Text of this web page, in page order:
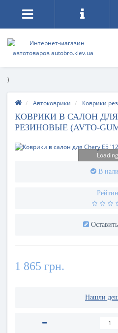
)
Автоковрики Коврики
КОВРИКИ В САЛОН ДЛЯ
РЕЗИНОВЫЕ (AVTO-
В
1 865 грн.
Нашли